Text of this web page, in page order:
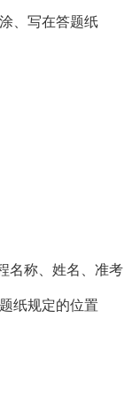
、写在答题纸
称、姓名、准考
纸规定的位置